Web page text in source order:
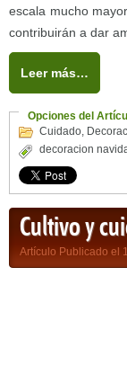
escala mucho
contribuirán a dar
Leer más…
Opciones del
Cuidado
decoracion
Cultivo y
Artículo Publicado el